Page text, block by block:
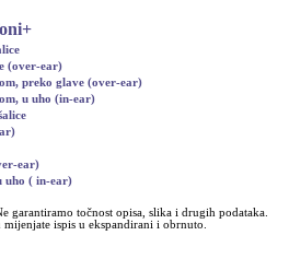
+
(over-ear)
preko glave (over-ear)
u uho (in-ear)
ear)
uho ( in-ear)
garantiramo točnost opisa, slika i drugih podataka.
ispis u ekspandirani i obrnuto.